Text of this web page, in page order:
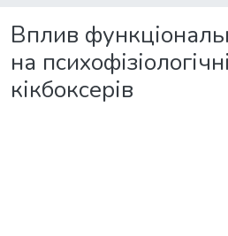
Вплив
на
кікбоксерів